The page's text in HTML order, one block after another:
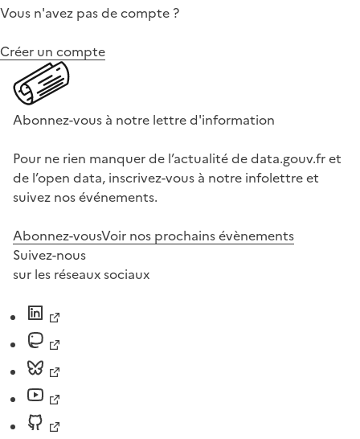
Vous n'avez pas de compte ?
Créer un compte
Abonnez-vous à notre lettre d'information
Pour ne rien manquer de l’actualité de data.gouv.fr et
de l’open data, inscrivez-vous à notre infolettre et
suivez nos événements.
Abonnez-vousVoir nos prochains évènements
Suivez-nous
sur les réseaux sociaux